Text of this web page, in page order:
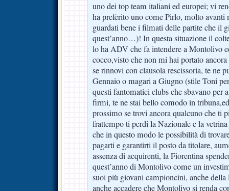
uno dei top team italiani ed europei; vi
ha preferito uno come Pirlo, molto avanti
guardati bene i filmati delle partite che il
quest’anno…)! In questa situazione il
lo ha ADV che fa intendere a Montolivo
cocco,visto che non mi hai portato
se rinnovi con clausola rescissoria, te ne
Gennaio o magari a Giugno (stile Toni
questi fantomatici clubs che sbavano per
firmi, te ne stai bello comodo in
prossimo se trovi ancora qualcuno che ti
frattempo ti perdi la Nazionale e la
che in questo modo le possibilità di
pagarti e garantirti il posto da titolare,
assenza di acquirenti, la Fiorentina
quest’anno di Montolivo come un
suoi più giovani campioncini, anche della
anche accadere che Montolivo si renda